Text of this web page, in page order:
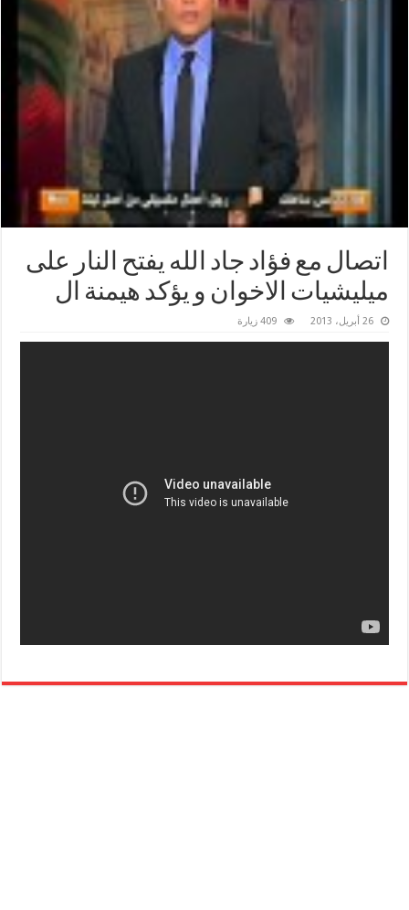
اتصال مع فؤاد جاد الله يفتح النار على
ميليشيات الاخوان و يؤكد هيمنة ال
26 أبريل، 2013 409 زيارة